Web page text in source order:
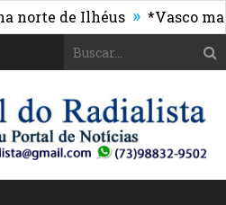
de Ilhéus » *Vasco